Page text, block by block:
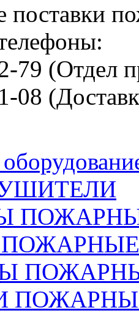
поставки
79 (Отдел
08